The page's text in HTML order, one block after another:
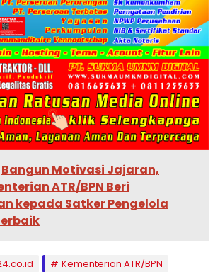
Bangun Motivasi Jajaran,
ATR/BPN Beri
kepada Satker Pengelola
Kementerian ATR/BPN